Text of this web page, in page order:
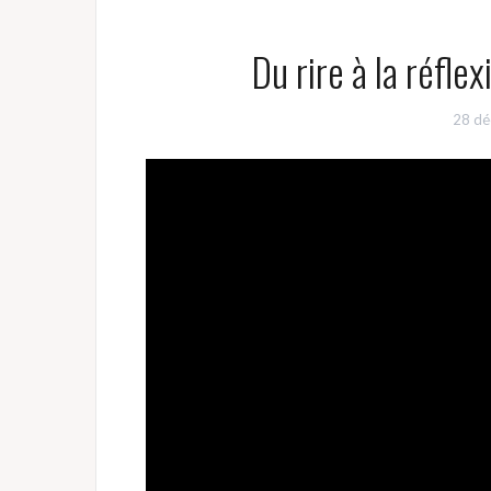
Du rire à la
28